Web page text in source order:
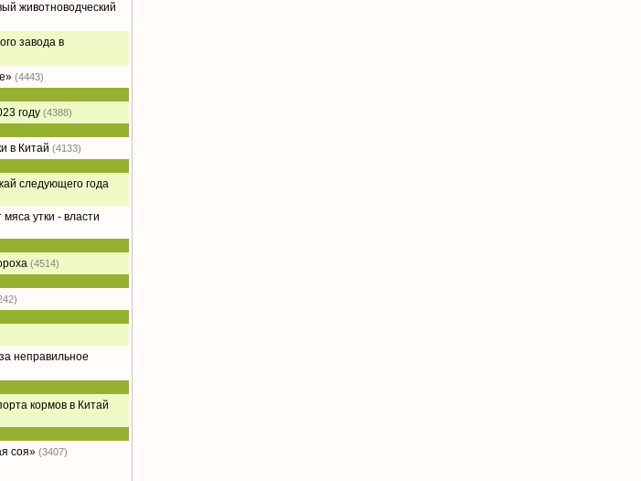
животноводческий
завода в
(4443)
году (4388)
в Китай (4133)
следующего года
утки - власти
(4514)
неправильное
кормов в Китай
соя» (3407)